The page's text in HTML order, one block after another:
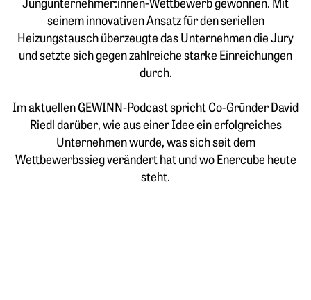
seinem innovativen Ansatz für den seriellen
Heizungstausch überzeugte das Unternehmen die Jury
und setzte sich gegen zahlreiche starke Einreichungen
durch.
Im aktuellen GEWINN-Podcast spricht Co-Gründer David
Riedl darüber, wie aus einer Idee ein erfolgreiches
Unternehmen wurde, was sich seit dem
Wettbewerbssieg verändert hat und wo Enercube heute
steht.